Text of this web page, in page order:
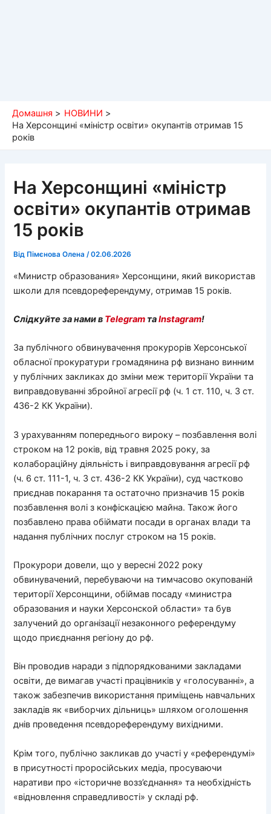
Домашня
НОВИНИ
На Херсонщині «міністр освіти» окупантів отримав 15
років
На Херсонщині «міністр
освіти» окупантів отримав
15 років
Від Пімєнова Олена/02.06.2026
«Министр образования» Херсонщини, який використав
школи для псевдореферендуму, отримав 15 років.
Слідкуйте за нами в Telegram таInstagram!
За публічного обвинувачення прокурорів Херсонської
обласної прокуратури громадянина рф визнано винним
у публічних закликах до зміни меж території України та
виправдовуванні збройної агресії рф (ч. 1 ст. 110, ч. 3 ст.
436-2 КК України).
З урахуванням попереднього вироку – позбавлення волі
строком на 12 років, від травня 2025 року, за
колабораційну діяльність і виправдовування агресії рф
(ч. 6 ст. 111-1, ч. 3 ст. 436-2 КК України), суд частково
приєднав покарання та остаточно призначив 15 років
позбавлення волі з конфіскацією майна. Також його
позбавлено права обіймати посади в органах влади та
надання публічних послуг строком на 15 років.
Прокурори довели, що у вересні 2022 року
обвинувачений, перебуваючи на тимчасово окупованій
території Херсонщини, обіймав посаду «министра
образования и науки Херсонской области» та був
залучений до організації незаконного референдуму
щодо приєднання регіону до рф.
Він проводив наради з підпорядкованими закладами
освіти, де вимагав участі працівників у «голосуванні», а
також забезпечив використання приміщень навчальних
закладів як «виборчих дільниць» шляхом оголошення
днів проведення псевдореферендуму вихідними.
Крім того, публічно закликав до участі у «референдумі»
в присутності проросійських медіа, просуваючи
наративи про «історичне возз’єднання» та необхідність
«відновлення справедливості» у складі рф.